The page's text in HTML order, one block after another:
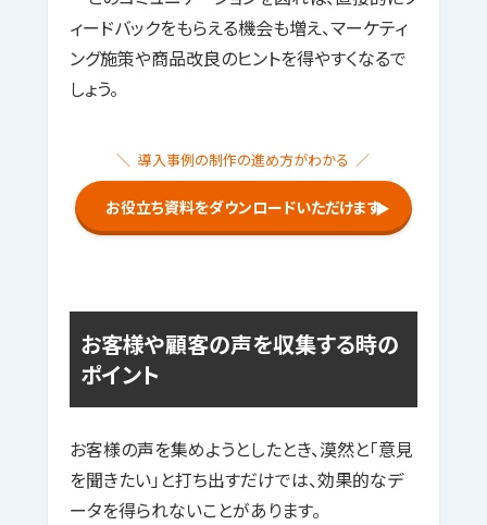
ィードバックをもらえる機会も増え、マーケティ
ング施策や商品改良のヒントを得やすくなるで
しょう。
導入事例の制作の進め方がわかる
お役立ち資料をダウンロードいただけます▶
お客様や顧客の声を収集する時の
ポイント
お客様の声を集めようとしたとき、漠然と「意見
を聞きたい」と打ち出すだけでは、効果的なデ
ータを得られないことがあります。